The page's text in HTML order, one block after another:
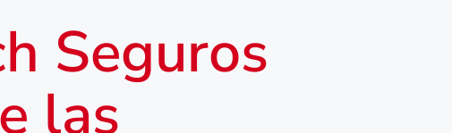
Seguros
las